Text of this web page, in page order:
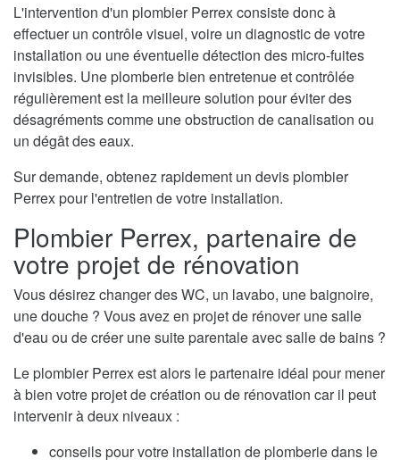
L'intervention d'un plombier Perrex consiste donc à
effectuer un contrôle visuel, voire un diagnostic de votre
installation ou une éventuelle détection des micro-fuites
invisibles. Une plomberie bien entretenue et contrôlée
régulièrement est la meilleure solution pour éviter des
désagréments comme une obstruction de canalisation ou
un dégât des eaux.
Sur demande, obtenez rapidement un devis plombier
Perrex pour l'entretien de votre installation.
Plombier Perrex, partenaire de
votre projet de rénovation
Vous désirez changer des WC, un lavabo, une baignoire,
une douche ? Vous avez en projet de rénover une salle
d'eau ou de créer une suite parentale avec salle de bains ?
Le plombier Perrex est alors le partenaire idéal pour mener
à bien votre projet de création ou de rénovation car il peut
intervenir à deux niveaux :
conseils pour votre installation de plomberie dans le